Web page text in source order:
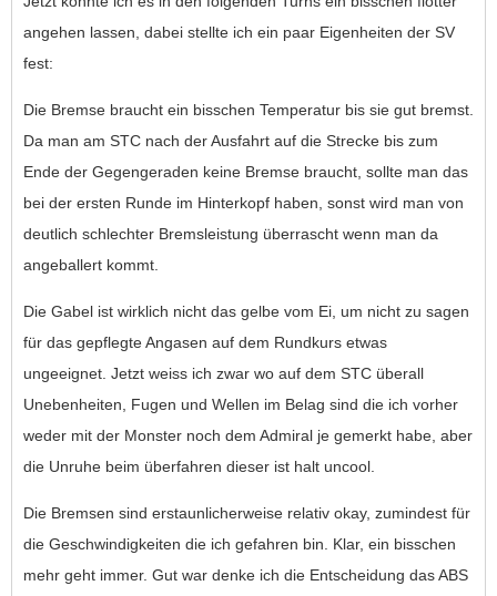
angehen lassen, dabei stellte ich ein paar Eigenheiten der SV
fest:
Die Bremse braucht ein bisschen Temperatur bis sie gut bremst.
Da man am STC nach der Ausfahrt auf die Strecke bis zum
Ende der Gegengeraden keine Bremse braucht, sollte man das
bei der ersten Runde im Hinterkopf haben, sonst wird man von
deutlich schlechter Bremsleistung überrascht wenn man da
angeballert kommt.
Die Gabel ist wirklich nicht das gelbe vom Ei, um nicht zu sagen
für das gepflegte Angasen auf dem Rundkurs etwas
ungeeignet. Jetzt weiss ich zwar wo auf dem STC überall
Unebenheiten, Fugen und Wellen im Belag sind die ich vorher
weder mit der Monster noch dem Admiral je gemerkt habe, aber
die Unruhe beim überfahren dieser ist halt uncool.
Die Bremsen sind erstaunlicherweise relativ okay, zumindest für
die Geschwindigkeiten die ich gefahren bin. Klar, ein bisschen
mehr geht immer. Gut war denke ich die Entscheidung das ABS